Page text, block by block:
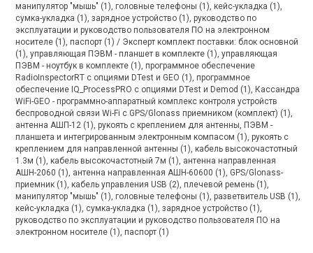
манипулятор "мышь" (1), головные телефоны (1), кейс-укладка (1),
сумка-укладка (1), зарядное устройство (1), руководство по
эксплуатации и руководство пользователя ПО на электронном
носителе (1), паспорт (1) / Эксперт комплект поставки: блок основной
(1), управляющая ПЭВМ - планшет в комплекте (1), управляющая
ПЭВМ - ноутбук в комплекте (1), программное обеспечение
RadioInspectorRT с опциями DTest и GEO (1), программное
обеспечение IQ_ProcessPRO с опциями DTest и Demod (1), Кассандра
WiFi-GEO - программно-аппаратный комплекс контроля устройств
беспроводной связи Wi-Fi с GPS/Glonass приемником (комплект) (1),
антенна АШП-12 (1), рукоять с креплением для антенны, ПЭВМ -
планшета и интегрированным электронным компасом (1), рукоять с
креплением для направленной антенны (1), кабель высокочастотный
1.3м (1), кабель высокочастотный 7м (1), антенна направленная
АШН-2060 (1), антенна направленная АШН-60600 (1), GPS/Glonass-
приемник (1), кабель управления USB (2), плечевой ремень (1),
манипулятор "мышь" (1), головные телефоны (1), разветвитель USB (1),
кейс-укладка (1), сумка-укладка (1), зарядное устройство (1),
руководство по эксплуатации и руководство пользователя ПО на
электронном носителе (1), паспорт (1)